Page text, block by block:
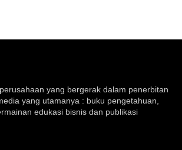
yang bergerak dalam penerbitan
yang utamanya : buku pengetahuan,
edukasi bisnis dan publikasi